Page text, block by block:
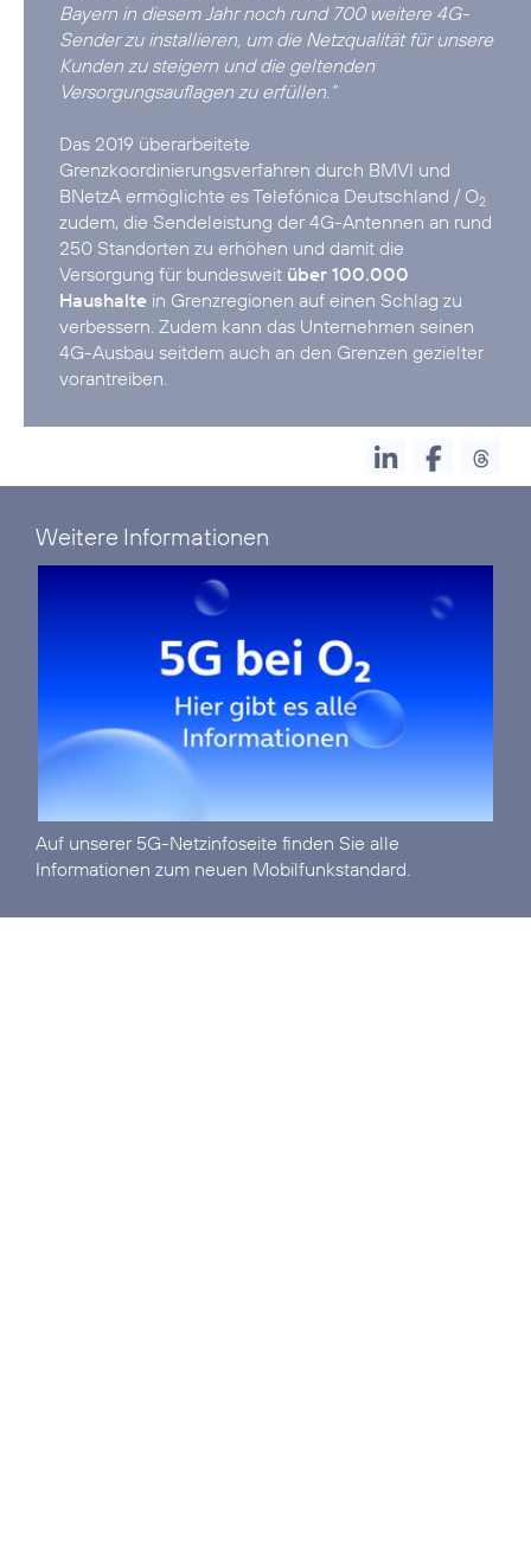
Bayern in diesem Jahr noch rund 700 weitere 4G-
Sender zu installieren, um die Netzqualität für unsere
Kunden zu steigern und die geltenden
Versorgungsauflagen zu erfüllen.“
Das 2019 überarbeitete
Grenzkoordinierungsverfahren durch BMVI und
BNetzA ermöglichte es Telefónica Deutschland / O2
zudem, die Sendeleistung der 4G-Antennen an rund
250 Standorten zu erhöhen und damit die
Versorgung für bundesweit über 100.000
Haushalte in Grenzregionen auf einen Schlag zu
verbessern. Zudem kann das Unternehmen seinen
4G-Ausbau seitdem auch an den Grenzen gezielter
vorantreiben.
Weitere Informationen
Auf unserer 5G-Netzinfoseite finden Sie alle
Informationen zum neuen Mobilfunkstandard.